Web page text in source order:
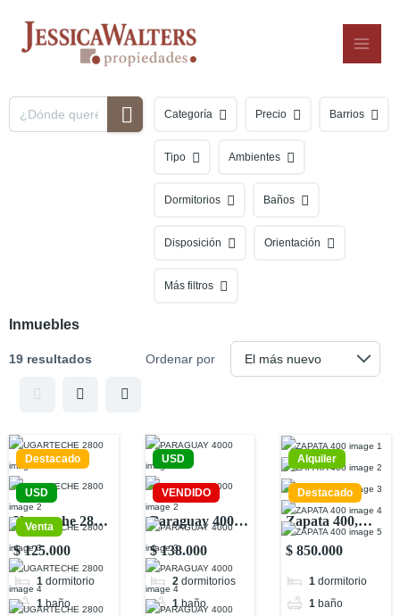
contenido
Categoría Precio Barrios
Tipo Ambientes
Dormitorios Baños
Disposición Orientación
Más filtros
Inmuebles
19 resultados Ordenar por
Destacado
USD
Venta
Ugarteche 2800,
Palermo,
Capital Federal,
Buenos Aires,
Argentina
$ 125.000
1 dormitorio
1 baño
USD
VENDIDO
Paraguay 4000,
Palermo,
Capital Federal,
Buenos Aires,
Argentina
$ 138.000
2 dormitorios
1 baño
Alquiler
Destacado
Zapata 400,
Colegiales,
Buenos Aires,
Argentina
$ 850.000
1 dormitorio
1 baño